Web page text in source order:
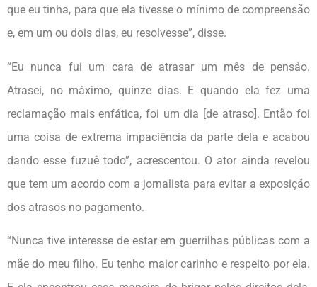
que eu tinha, para que ela tivesse o mínimo de compreensão
e, em um ou dois dias, eu resolvesse”, disse.
“Eu nunca fui um cara de atrasar um mês de pensão.
Atrasei, no máximo, quinze dias. E quando ela fez uma
reclamação mais enfática, foi um dia [de atraso]. Então foi
uma coisa de extrema impaciência da parte dela e acabou
dando esse fuzuê todo”, acrescentou. O ator ainda revelou
que tem um acordo com a jornalista para evitar a exposição
dos atrasos no pagamento.
“Nunca tive interesse de estar em guerrilhas públicas com a
mãe do meu filho. Eu tenho maior carinho e respeito por ela.